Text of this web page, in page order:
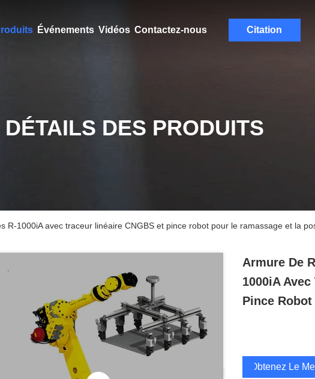
Événements Vidéos Contactez-nous Citation
DÉTAILS DES PRODUITS
R-1000iA avec traceur linéaire CNGBS et pince robot pour le ramassage et la
Armure De
1000iA
Pince
Obtenez Le